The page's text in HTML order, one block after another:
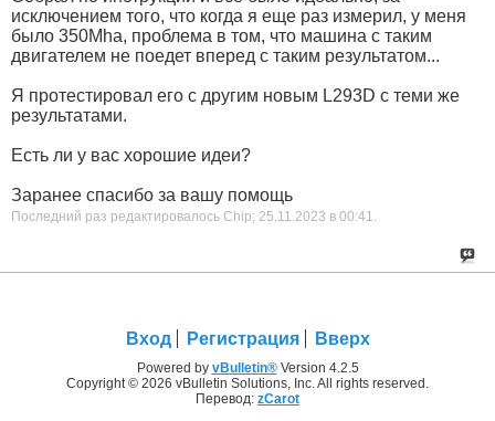
исключением того, что когда я еще раз измерил, у меня
было 350Mha, проблема в том, что машина с таким
двигателем не поедет вперед с таким результатом...
Я протестировал его с другим новым L293D с теми же
результатами.
Есть ли у вас хорошие идеи?
Заранее спасибо за вашу помощь
Последний раз редактировалось Chip; 25.11.2023 в 00:41.
Вход Регистрация Вверх
Powered by vBulletin®Version 4.2.5
Copyright © 2026 vBulletin Solutions, Inc. All rights reserved.
Перевод: zCarot